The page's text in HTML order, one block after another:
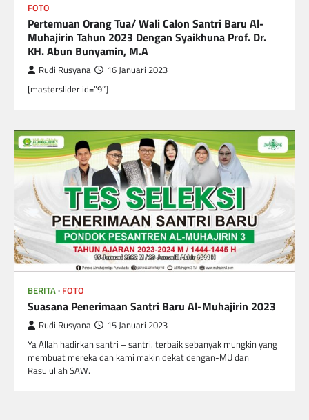
FOTO
Pertemuan Orang Tua/ Wali Calon Santri Baru Al-
Muhajirin Tahun 2023 Dengan Syaikhuna Prof. Dr.
KH. Abun Bunyamin, M.A
Rudi Rusyana 16 Januari 2023
[masterslider id=”9″]
BERITA FOTO
Suasana Penerimaan Santri Baru Al-Muhajirin 2023
Rudi Rusyana 15 Januari 2023
Ya Allah hadirkan santri – santri. terbaik sebanyak mungkin yang
membuat mereka dan kami makin dekat dengan-MU dan
Rasulullah SAW.